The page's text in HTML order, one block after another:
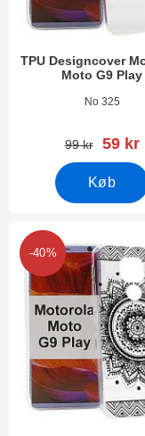
TPU Designcover
Moto G9 Play
Varenr 37785No 325
pris
99 kr pris
59 kr
Køb
-40%
tPU Designcover